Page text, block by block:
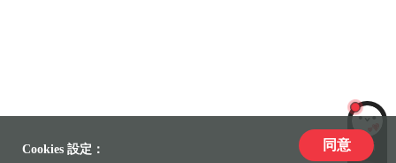
LiLi
Cookies 設定： 同意